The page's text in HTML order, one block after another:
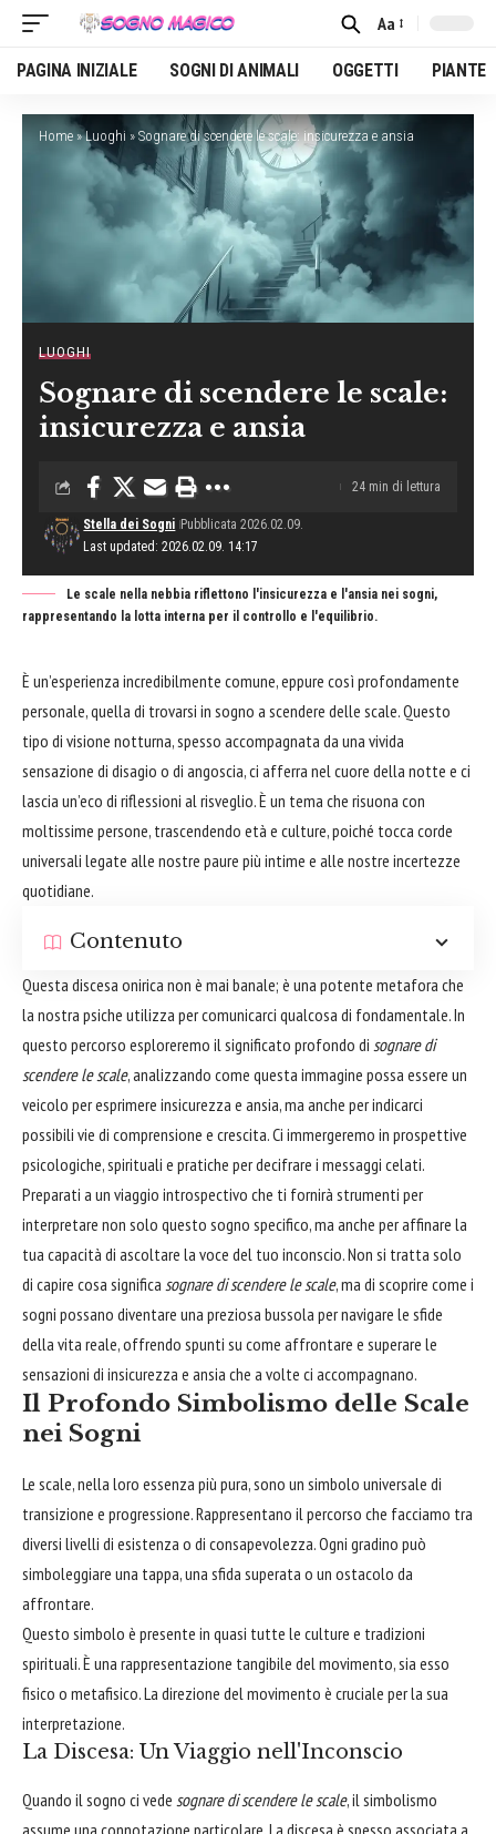
Font
Resizer
Aa
PAGINA INIZIALE SOGNI DI ANIMALI OGGETTI PIANTE
Home»Luoghi » Sognare di scendere le scale: insicurezza e ansia
LUOGHI
Sognare di scendere le scale:
insicurezza e ansia
Last updated: 2026.02.09. 14:17
Stella dei Sogni Pubblicata 2026.02.09.
24 min di lettura
Le scale nella nebbia riflettono l'insicurezza e l'ansia nei sogni,
rappresentando la lotta interna per il controllo e l'equilibrio.
È un’esperienza incredibilmente comune, eppure così profondamente
personale, quella di trovarsi in sogno a scendere delle scale. Questo
tipo di visione notturna, spesso accompagnata da una vivida
sensazione di disagio o di angoscia, ci afferra nel cuore della notte e ci
lascia un’eco di riflessioni al risveglio. È un tema che risuona con
moltissime persone, trascendendo età e culture, poiché tocca corde
universali legate alle nostre paure più intime e alle nostre incertezze
quotidiane.
Contenuto
Questa discesa onirica non è mai banale; è una potente metafora che
la nostra psiche utilizza per comunicarci qualcosa di fondamentale. In
questo percorso esploreremo il significato profondo di sognare di
scendere le scale, analizzando come questa immagine possa essere un
veicolo per esprimere insicurezza e ansia, ma anche per indicarci
possibili vie di comprensione e crescita. Ci immergeremo in prospettive
psicologiche, spirituali e pratiche per decifrare i messaggi celati.
Preparati a un viaggio introspectivo che ti fornirà strumenti per
interpretare non solo questo sogno specifico, ma anche per affinare la
tua capacità di ascoltare la voce del tuo inconscio. Non si tratta solo
di capire cosa significa sognare di scendere le scale, ma di scoprire come i
sogni possano diventare una preziosa bussola per navigare le sfide
della vita reale, offrendo spunti su come affrontare e superare le
sensazioni di insicurezza e ansia che a volte ci accompagnano.
Il Profondo Simbolismo delle Scale
nei Sogni
Le scale, nella loro essenza più pura, sono un simbolo universale di
transizione e progressione. Rappresentano il percorso che facciamo tra
diversi livelli di esistenza o di consapevolezza. Ogni gradino può
simboleggiare una tappa, una sfida superata o un ostacolo da
affrontare.
Questo simbolo è presente in quasi tutte le culture e tradizioni
spirituali. È una rappresentazione tangibile del movimento, sia esso
fisico o metafisico. La direzione del movimento è cruciale per la sua
interpretazione.
La Discesa: Un Viaggio nell'Inconscio
Quando il sogno ci vede sognare di scendere le scale, il simbolismo
assume una connotazione particolare. La discesa è spesso associata a